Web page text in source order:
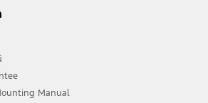
Manual